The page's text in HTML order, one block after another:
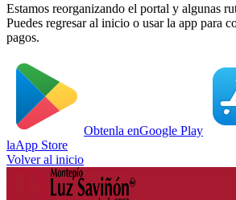
Estamos reorganizando el portal y algunas
Puedes regresar al inicio o usar la app para
pagos.
Obtenla enGoogle Play
laApp Store
Volver al inicio